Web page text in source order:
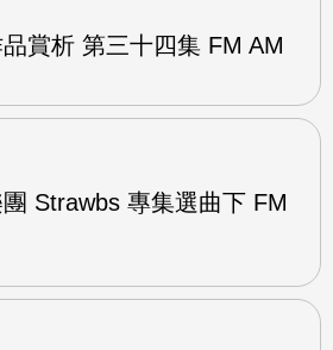
賞析 第三十四集 FM AM
Strawbs 專集選曲下 FM